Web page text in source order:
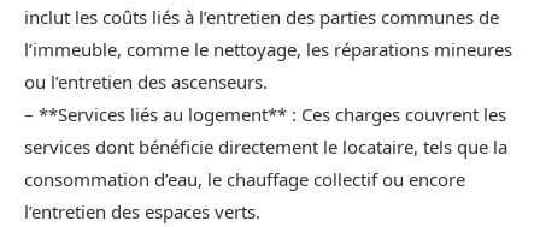
inclut les coûts liés à l’entretien des parties communes de
l’immeuble, comme le nettoyage, les réparations mineures
ou l’entretien des ascenseurs.
– **Services liés au logement** : Ces charges couvrent les
services dont bénéficie directement le locataire, tels que la
consommation d’eau, le chauffage collectif ou encore
l’entretien des espaces verts.